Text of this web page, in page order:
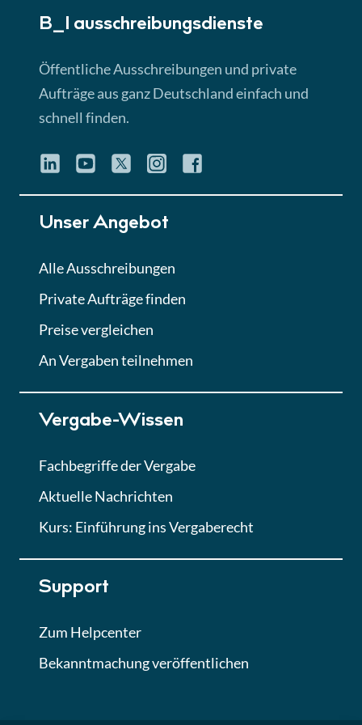
Lektion 3
► 4:31 Min
Quiz
Eignung im Vergabeverfahren
Lektion 6
Abgabe von Angeboten
Lektion
Lektion 7
Finales Quiz
B_I ausschreibungs­dienste
Öffentliche Ausschreibungen und private
Aufträge aus ganz Deutschland einfach und
schnell finden.
Unser Angebot
Alle Ausschreibungen
Private Aufträge finden
Preise vergleichen
An Vergaben teilnehmen
Vergabe-Wissen
Fachbegriffe der Vergabe
Aktuelle Nachrichten
Kurs: Einführung ins Vergaberecht
Support
Zum Helpcenter
Bekanntmachung veröffentlichen